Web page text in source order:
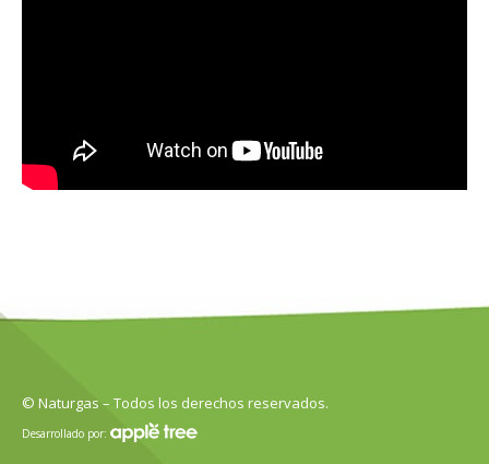
© Naturgas – Todos los derechos reservados.
Desarrollado por: